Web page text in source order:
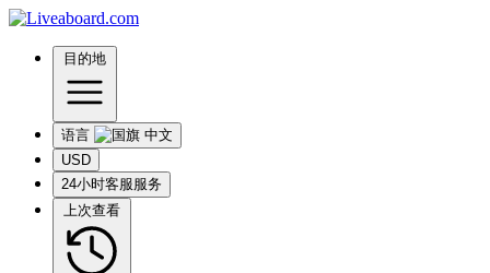
目的地
语言
USD
24小时客服服务
上次查看